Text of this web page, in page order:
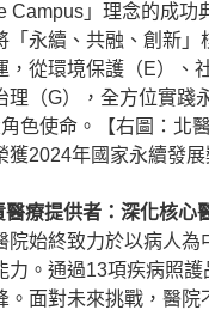
Campus」理念的成功
「永續、共融、創新」
，從環境保護（E）、
理（G），全方位實踐
色使命。【右圖：北
獲2024年國家永續發展
醫療提供者：深化核心
院始終致力於以病人
力。通過13項疾病照
。面對未來挑戰，醫